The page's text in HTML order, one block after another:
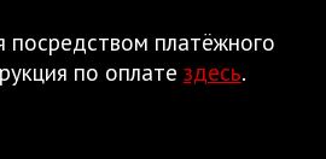
посредством платёжного
по оплате здесь.